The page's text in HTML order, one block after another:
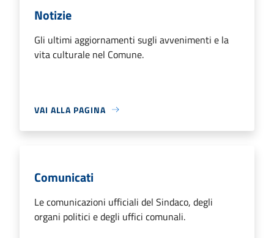
Notizie
Gli ultimi aggiornamenti sugli avvenimenti e la
vita culturale nel Comune.
VAI ALLA PAGINA
Comunicati
Le comunicazioni ufficiali del Sindaco, degli
organi politici e degli uffici comunali.